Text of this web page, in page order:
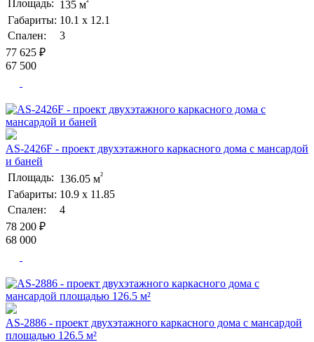
Площадь: 135 м
Габариты: 10.1 х 12.1
Спален:
3
77 625 ₽
67 500
AS-2426F - проект двухэтажного каркасного дома с мансардой
и баней
Площадь: 136.05 м²
Габариты: 10.9 х 11.85
Спален:
4
78 200 ₽
68 000
AS-2886 - проект двухэтажного каркасного дома с мансардой
площадью 126.5 м²